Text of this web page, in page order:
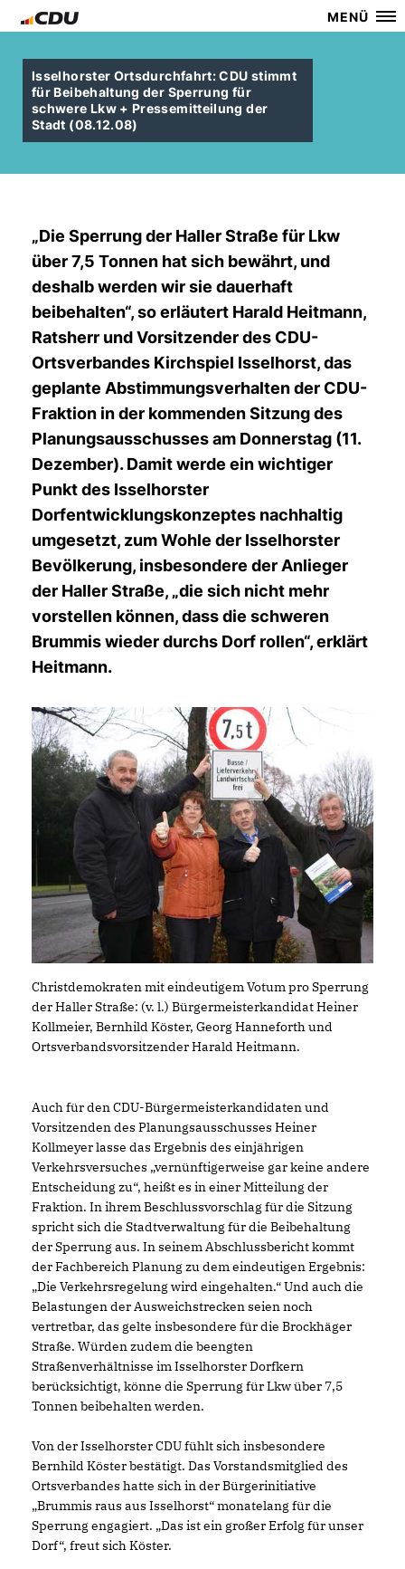
MENÜ
Isselhorster Ortsdurchfahrt: CDU stimmt
für Beibehaltung der Sperrung für
schwere Lkw + Pressemitteilung der
Stadt (08.12.08)
Die Sperrung der Haller Straße für Lkw
über 7,5 Tonnen hat sich bewährt, und
deshalb werden wir sie dauerhaft
beibehalten“, so erläutert Harald Heitmann,
Ratsherr und Vorsitzender des CDU-
Ortsverbandes Kirchspiel Isselhorst, das
geplante Abstimmungsverhalten der CDU-
Fraktion in der kommenden Sitzung des
Planungsausschusses am Donnerstag (11.
Dezember). Damit werde ein wichtiger
Punkt des Isselhorster
Dorfentwicklungskonzeptes nachhaltig
umgesetzt, zum Wohle der Isselhorster
Bevölkerung, insbesondere der Anlieger
der Haller Straße, „die sich nicht mehr
vorstellen können, dass die schweren
Brummis wieder durchs Dorf rollen“, erklärt
Heitmann.
Christdemokraten mit eindeutigem Votum pro Sperrung
der Haller Straße: (v. l.) Bürgermeisterkandidat Heiner
Kollmeier, Bernhild Köster, Georg Hanneforth und
Ortsverbandsvorsitzender Harald Heitmann.
Auch für den CDU-Bürgermeisterkandidaten und
Vorsitzenden des Planungsausschusses Heiner
Kollmeyer lasse das Ergebnis des einjährigen
Verkehrsversuches „vernünftigerweise gar keine andere
Entscheidung zu“, heißt es in einer Mitteilung der
Fraktion. In ihrem Beschlussvorschlag für die Sitzung
spricht sich die Stadtverwaltung für die Beibehaltung
der Sperrung aus. In seinem Abschlussbericht kommt
der Fachbereich Planung zu dem eindeutigen Ergebnis:
Die Verkehrsregelung wird eingehalten.“ Und auch die
Belastungen der Ausweichstrecken seien noch
vertretbar, das gelte insbesondere für die Brockhäger
Straße. Würden zudem die beengten
Straßenverhältnisse im Isselhorster Dorfkern
berücksichtigt, könne die Sperrung für Lkw über 7,5
Tonnen beibehalten werden.
Von der Isselhorster CDU fühlt sich insbesondere
Bernhild Köster bestätigt. Das Vorstandsmitglied des
Ortsverbandes hatte sich in der Bürgerinitiative
Brummis raus aus Isselhorst“ monatelang für die
Sperrung engagiert. „Das ist ein großer Erfolg für unser
Dorf“, freut sich Köster.